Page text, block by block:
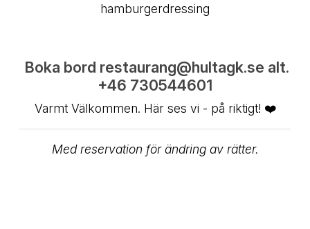
hamburgerdressing
Boka bord restaurang@hultagk.se alt.
+46 730544601
Varmt Välkommen. Här ses vi - på riktigt! ❤️
Med reservation för ändring av rätter.